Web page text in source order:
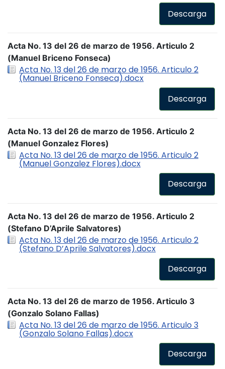
Descarga
Acta No. 13 del 26 de marzo de 1956. Articulo 2
(Manuel Briceno Fonseca)
Acta No. 13 del 26 de marzo de 1956. Articulo 2
(Manuel Briceno Fonseca).docx
Descarga
Acta No. 13 del 26 de marzo de 1956. Articulo 2
(Manuel Gonzalez Flores)
Acta No. 13 del 26 de marzo de 1956. Articulo 2
(Manuel Gonzalez Flores).docx
Descarga
Acta No. 13 del 26 de marzo de 1956. Articulo 2
(Stefano D’Aprile Salvatores)
Acta No. 13 del 26 de marzo de 1956. Articulo 2
(Stefano D’Aprile Salvatores).docx
Descarga
Acta No. 13 del 26 de marzo de 1956. Articulo 3
(Gonzalo Solano Fallas)
Acta No. 13 del 26 de marzo de 1956. Articulo 3
(Gonzalo Solano Fallas).docx
Descarga